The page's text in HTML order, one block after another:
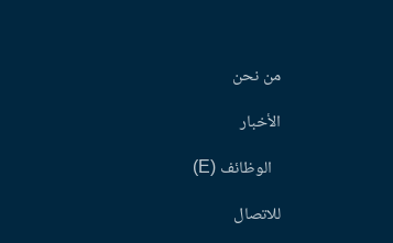
من نحن
الأخبار
الوظائف (E)
للاتصال